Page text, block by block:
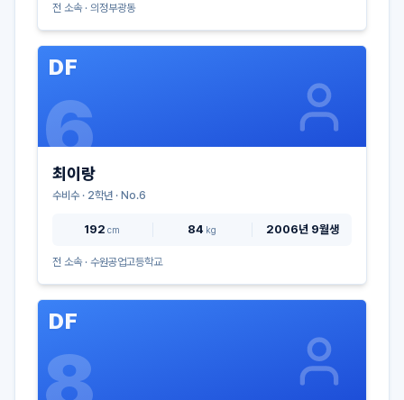
전 소속 · 의정부광동
DF
6
최이랑
수비수· 2학년 · No.6
192 cm 84 kg 2006년 9월생
전 소속 · 수원공업고등학교
DF